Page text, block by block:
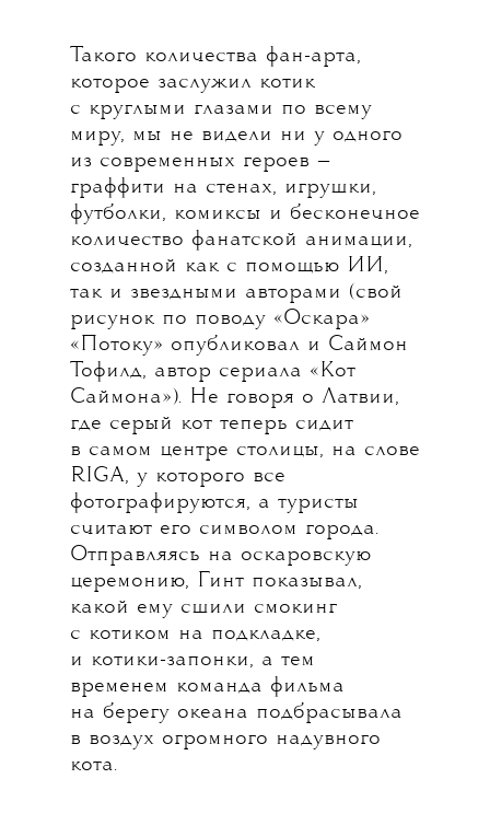
Такого количества фан-арта,
которое заслужил котик
с круглыми глазами по всему
миру, мы не видели ни у одного
из современных героев —
граффити на стенах, игрушки,
футболки, комиксы и бесконечное
количество фанатской анимации,
созданной как с помощью ИИ,
так и звездными авторами (свой
рисунок по поводу «Оскара»
«Потоку» опубликовал и Саймон
Тофилд, автор сериала «Кот
Саймона»). Не говоря о Латвии,
где серый кот теперь сидит
в самом центре столицы, на слове
RIGA, у которого все
фотографируются, а туристы
считают его символом города.
Отправляясь на оскаровскую
церемонию, Гинт показывал,
какой ему сшили смокинг
с котиком на подкладке,
и котики-запонки, а тем
временем команда фильма
на берегу океана подбрасывала
в воздух огромного надувного
кота.